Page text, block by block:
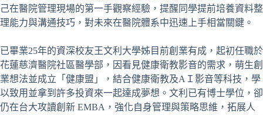
己在醫院管理現場的第一手觀察經驗，提醒同學提前培養資料整
理能力與溝通技巧，對未來在醫院體系中迅速上手相當關鍵。
已畢業25年的資深校友王文利大學姊目前創業有成，起初任職於
花蓮慈濟醫院社區醫學部，因看見健康衛教影音的需求，萌生創
業想法並成立「健康盟」，結合健康衛教及AＩ影音等科技，學
以致用並拿到許多投資來一起達成夢想。文利已有博士學位，卻
仍在台大攻讀創新 EMBA，強化自身管理與策略思維，拓展人